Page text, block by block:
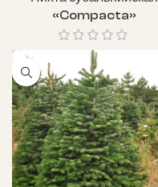
«Compacta»